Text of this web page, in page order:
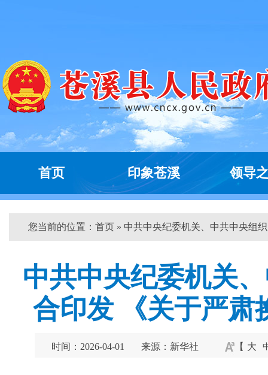
首页 印象苍溪 领导
您当前的位置： 首页 » 中共中央纪委机关、中共中央组
中共中央纪委机关
合印发 《关于严肃
时间：2026-04-01 来源：新华社 【 大